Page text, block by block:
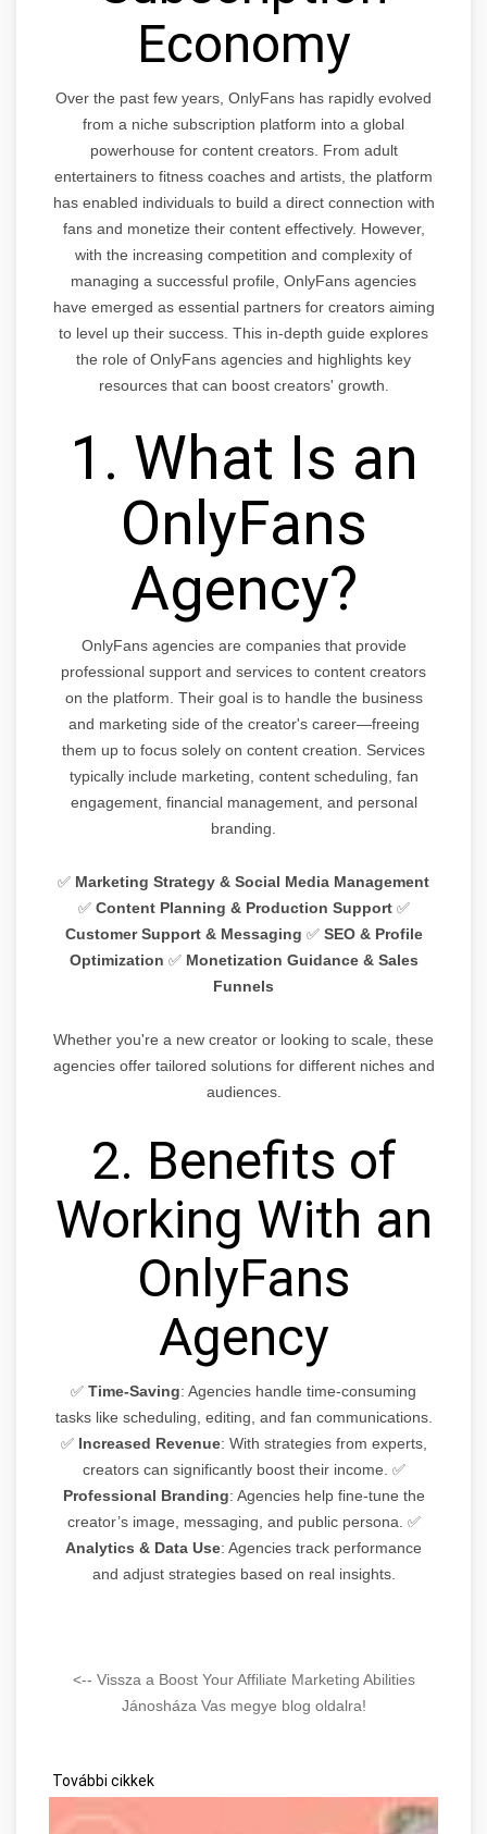
Economy
Over the past few years, OnlyFans has rapidly evolved
from a niche subscription platform into a global
powerhouse for content creators. From adult
entertainers to fitness coaches and artists, the platform
has enabled individuals to build a direct connection with
fans and monetize their content effectively. However,
with the increasing competition and complexity of
managing a successful profile, OnlyFans agencies
have emerged as essential partners for creators aiming
to level up their success. This in-depth guide explores
the role of OnlyFans agencies and highlights key
resources that can boost creators' growth.
1. What Is an
OnlyFans
Agency?
OnlyFans agencies are companies that provide
professional support and services to content creators
on the platform. Their goal is to handle the business
and marketing side of the creator's career—freeing
them up to focus solely on content creation. Services
typically include marketing, content scheduling, fan
engagement, financial management, and personal
branding.
✅ Marketing Strategy & Social Media Management
✅ Content Planning & Production Support✅
Customer Support & Messaging ✅ SEO & Profile
Optimization ✅ Monetization Guidance & Sales
Funnels
Whether you're a new creator or looking to scale, these
agencies offer tailored solutions for different niches and
audiences.
2. Benefits of
Working With an
OnlyFans
Agency
✅ Time-Saving: Agencies handle time-consuming
tasks like scheduling, editing, and fan communications.
✅ Increased Revenue: With strategies from experts,
creators can significantly boost their income. ✅
Professional Branding: Agencies help fine-tune the
creator’s image, messaging, and public persona. ✅
Analytics & Data Use: Agencies track performance
and adjust strategies based on real insights.
<-- Vissza a Boost Your Affiliate Marketing Abilities
Jánosháza Vas megye blog oldalra!
További cikkek